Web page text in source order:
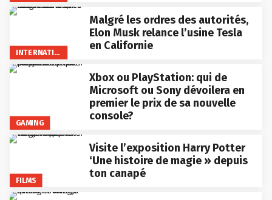
INTERNATIONAL
Malgré les ordres des autorités,
Elon Musk relance l’usine Tesla
en Californie
GAMING
Xbox ou PlayStation: qui de
Microsoft ou Sony dévoilera en
premier le prix de sa nouvelle
console?
FILMS
Visite l’exposition Harry Potter
‘Une histoire de magie » depuis
ton canapé